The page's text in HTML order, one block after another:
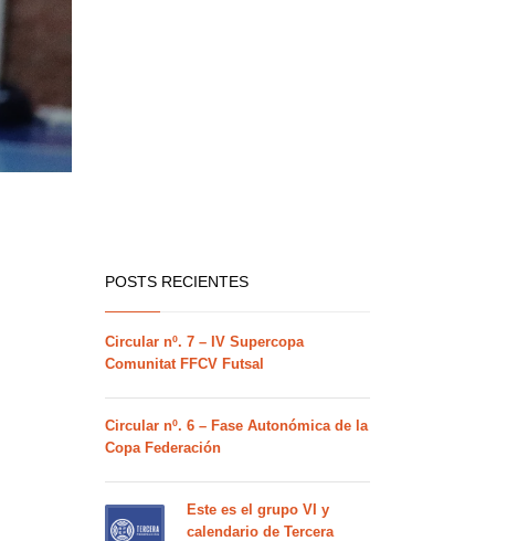
POSTS RECIENTES
Circular nº. 7 – IV Supercopa
Comunitat FFCV Futsal
Circular nº. 6 – Fase Autonómica de la
Copa Federación
Este es el grupo VI y
calendario de Tercera